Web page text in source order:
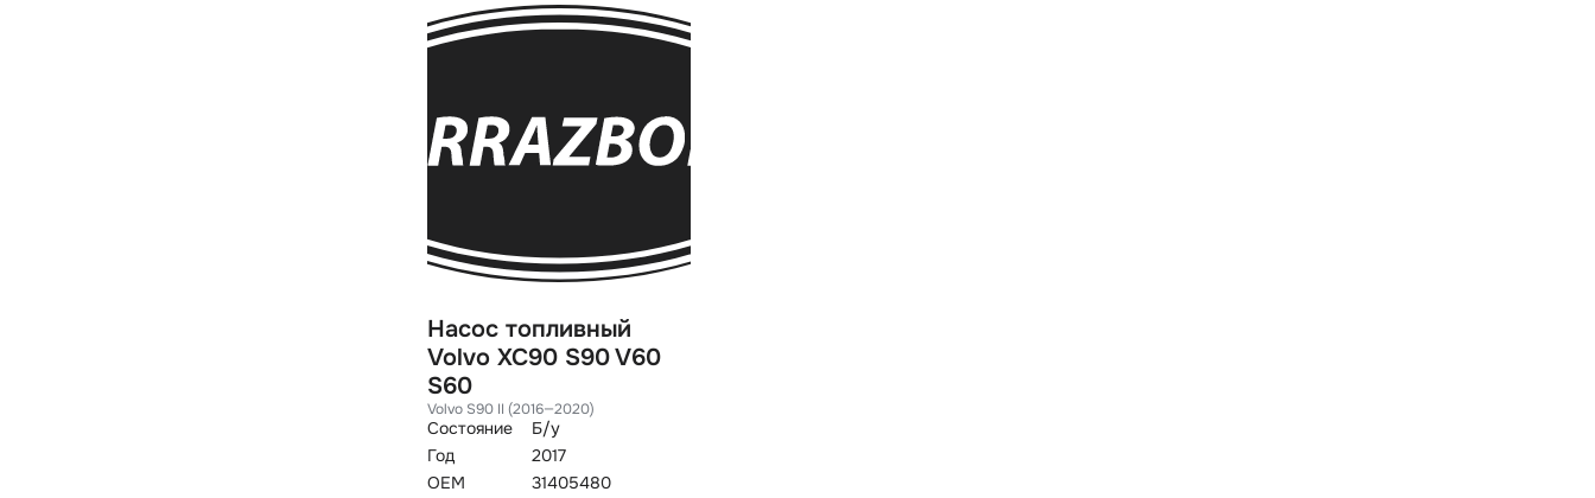
Насос топливный
Volvo XC90 S90 V60
S60
Volvo S90 II (2016—2020)
Состояние
Б/у
Год
2017
OEM
31405480